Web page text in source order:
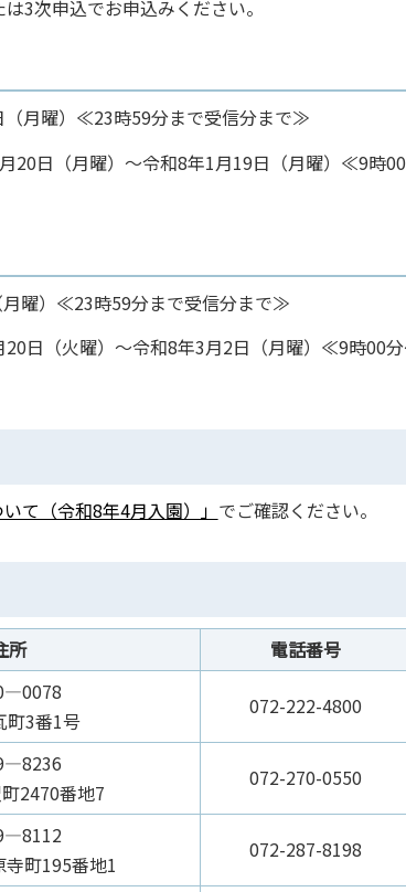
3次申込でお申込みください。
（月曜）≪23時59分まで受信分まで≫
日（月曜）～令和8年1月19日（月曜）≪9時
曜）≪23時59分まで受信分まで≫
日（火曜）～令和8年3月2日（月曜）≪9時00
て（令和8年4月入園）」 でご確認ください。
所 電話番号
町3番1号
072-222-4800
2470番地7
072-270-0550
町195番地1
072-287-8198